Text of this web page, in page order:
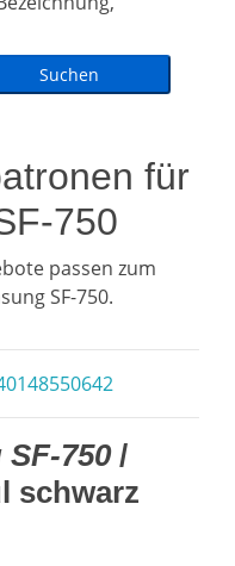
für
750
passen zum
SF-750.
750/
schwarz